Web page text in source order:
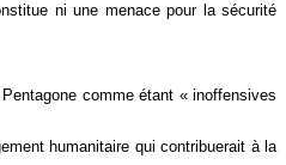
ni une menace pour la sécurité
comme étant « inoffensives
humanitaire qui contribuerait à la